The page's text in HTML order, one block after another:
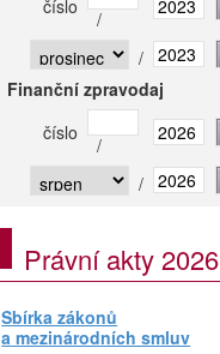
číslo
/
/
Finanční zpravodaj
číslo
/
/
Právní akty 2026
Sbírka zákonů
a mezinárodních smluv